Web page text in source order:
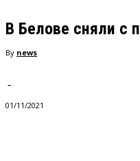
В Белове сняли с
By news
-
01/11/2021